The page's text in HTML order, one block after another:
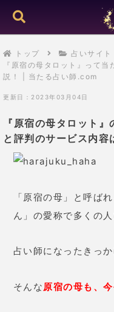
トップ
占いサイト
『原宿の母タロット』って
説！ | 当たる占い師.com
更新日：2023年03月04日
『原宿の母タロット
と評判のサービス内容
「原宿の母」と呼ば
ん」の愛称で多くの
占い師になったきっ
そんな 原宿の母も、